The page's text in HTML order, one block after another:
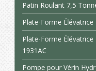
Patin Roulant 7,5
Plate-Forme Élévatrice
Plate-Forme Élévatrice
1931AC
Pompe pour Vérin